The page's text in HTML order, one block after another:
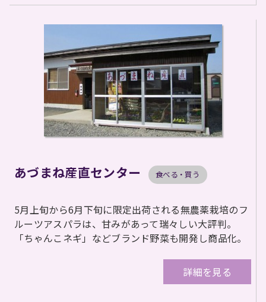
あづまね産直センター 食べる・買う
5月上旬から6月下旬に限定出荷される無農薬栽培のフ
ルーツアスパラは、甘みがあって瑞々しい大評判。
「ちゃんこネギ」などブランド野菜も開発し商品化。
詳細を見る